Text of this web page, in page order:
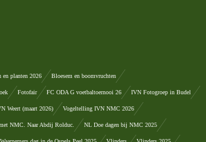
en planten 2026 Bloesem en boomvruchten
Fotofair FC ODA G voetbaltoernooi 26 IVN Fotogroep in Budel
Weert (maart 2026) Vogeltelling IVN NMC 2026
NMC. Naar Abdij Rolduc. NL Doe dagen bij NMC 2025